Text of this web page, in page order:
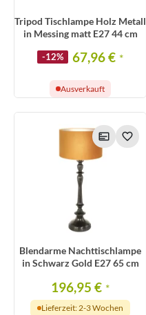
Tripod Tischlampe Holz Metall
in Messing matt E27 44 cm
-12% 67,96 € *
Ausverkauft
Blendarme Nachttischlampe
in Schwarz Gold E27 65 cm
196,95 € *
Lieferzeit: 2-3 Wochen